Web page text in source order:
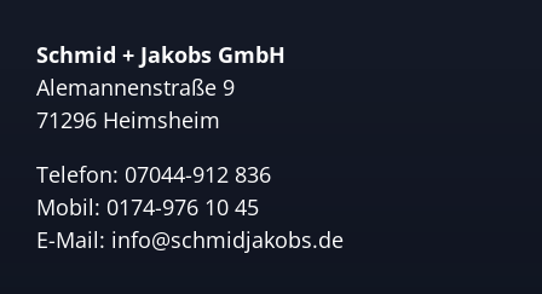
Schmid + Jakobs GmbH
Alemannenstraße 9
71296 Heimsheim
Telefon: 07044-912 836
Mobil: 0174-976 10 45
E-Mail: info@schmidjakobs.de